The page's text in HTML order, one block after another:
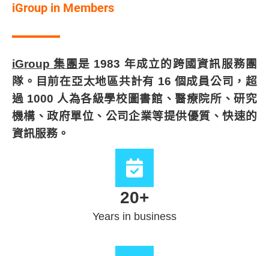
iGroup in Members
iGroup 集團 是 1983 年成立的跨國資訊服務團
隊。目前在亞太地區共計有 16 個成員公司，超
過 1000 人為各級學校圖書館、醫療院所、研究
機構、政府單位、公司企業等提供優質、快速的
資訊服務。
20+
Years in business